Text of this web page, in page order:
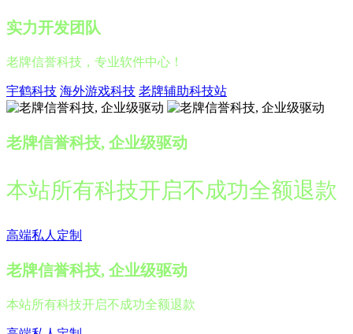
实力开发团队
老牌信誉科技，专业软件中心！
宇鹤科技 海外游戏科技 老牌辅助科技站
老牌信誉科技, 企业级驱动
本站所有科技开启不成功全额退款
高端私人定制
老牌信誉科技, 企业级驱动
本站所有科技开启不成功全额退款